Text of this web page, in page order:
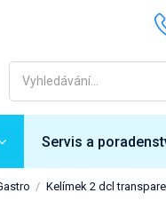
Servis a
Kelímek 2 dcl